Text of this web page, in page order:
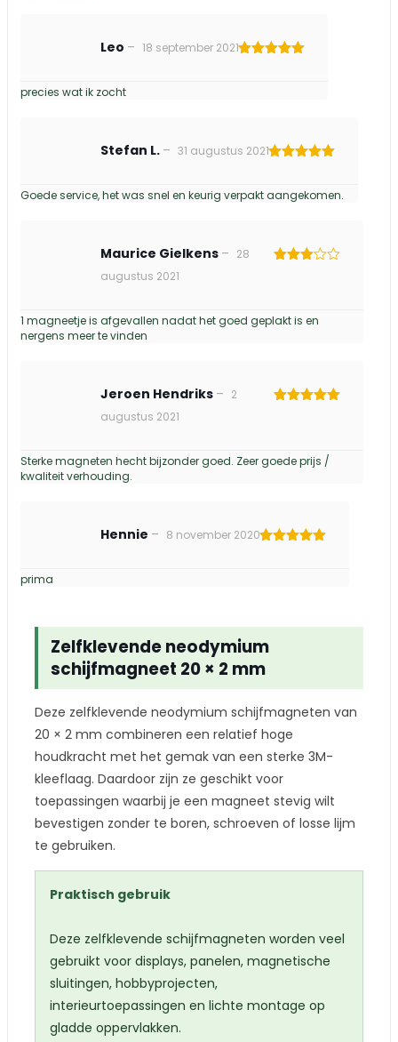
Leo – 18 september 2021
precies wat ik zocht
Stefan L. – 31 augustus 2021
Goede service, het was snel en keurig verpakt aangekomen.
Maurice Gielkens – 28
augustus 2021
1 magneetje is afgevallen nadat het goed geplakt is en
nergens meer te vinden
Jeroen Hendriks – 2
augustus 2021
Sterke magneten hecht bijzonder goed. Zeer goede prijs /
kwaliteit verhouding.
Hennie – 8 november 2020
prima
Zelfklevende neodymium
schijfmagneet 20 × 2 mm
Deze zelfklevende neodymium schijfmagneten van
20 × 2 mm combineren een relatief hoge
houdkracht met het gemak van een sterke 3M-
kleeflaag. Daardoor zijn ze geschikt voor
toepassingen waarbij je een magneet stevig wilt
bevestigen zonder te boren, schroeven of losse lijm
te gebruiken.
Praktisch gebruik
Deze zelfklevende schijfmagneten worden veel
gebruikt voor displays, panelen, magnetische
sluitingen, hobbyprojecten,
interieurtoepassingen en lichte montage op
gladde oppervlakken.